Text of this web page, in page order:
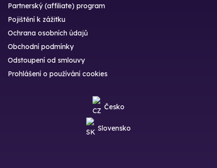
Partnerský (affiliate) program
Pojištění k zážitku
Ochrana osobních údajů
Obchodní podmínky
Odstoupení od smlouvy
Prohlášení o používání cookies
Česko
Slovensko